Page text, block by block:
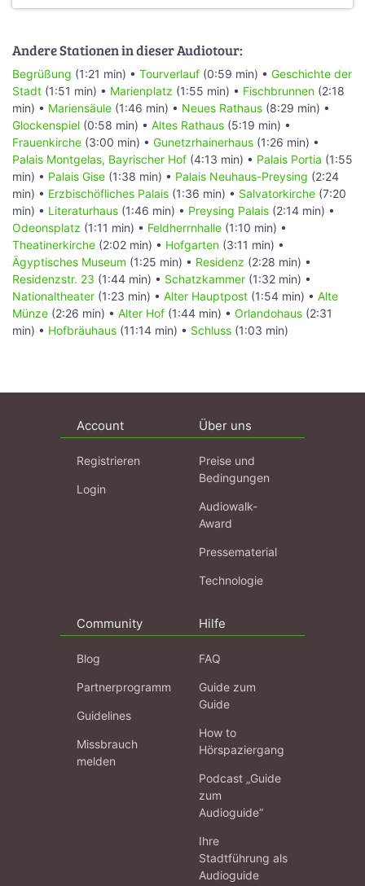
Andere Stationen in dieser Audiotour:
Begrüßung (1:21 min) • Tourverlauf (0:59 min) • Geschichte der
Stadt (1:51 min) • Marienplatz (1:55 min) • Fischbrunnen (2:18
min) • Mariensäule (1:46 min) • Neues Rathaus (8:29 min) •
Glockenspiel (0:58 min) • Altes Rathaus (5:19 min) •
Frauenkirche (3:00 min) • Gunetzrhainerhaus (1:26 min) •
Palais Montgelas, Bayrischer Hof (4:13 min) • Palais Portia (1:55
min) • Palais Gise (1:38 min) • Palais Neuhaus-Preysing (2:24
min) • Erzbischöfliches Palais (1:36 min) • Salvatorkirche (7:20
min) • Literaturhaus (1:46 min) • Preysing Palais (2:14 min) •
Odeonsplatz (1:11 min) • Feldherrnhalle (1:10 min) •
Theatinerkirche (2:02 min) • Hofgarten (3:11 min) •
Ägyptisches Museum (1:25 min) • Residenz (2:28 min) •
Residenzstr. 23 (1:44 min) • Schatzkammer (1:32 min) •
Nationaltheater (1:23 min) • Alter Hauptpost (1:54 min) • Alte
Münze (2:26 min) • Alter Hof (1:44 min) • Orlandohaus (2:31
min) • Hofbräuhaus (11:14 min) • Schluss (1:03 min)
Account
Registrieren
Login
Über uns
Preise und
Bedingungen
Audiowalk-
Award
Pressematerial
Technologie
Community
Blog
Partnerprogramm
Guidelines
Missbrauch
melden
Hilfe
FAQ
Guide zum
Guide
How to
Hörspaziergang
Podcast „Guide
zum
Audioguide“
Ihre
Stadtführung als
Audioguide